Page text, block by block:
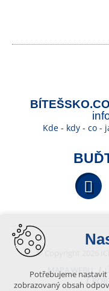
Kde - kdy - co -
© Copyright 2026
MAPA WEBU
Potřebujeme nastavit
zobrazovaný obsah